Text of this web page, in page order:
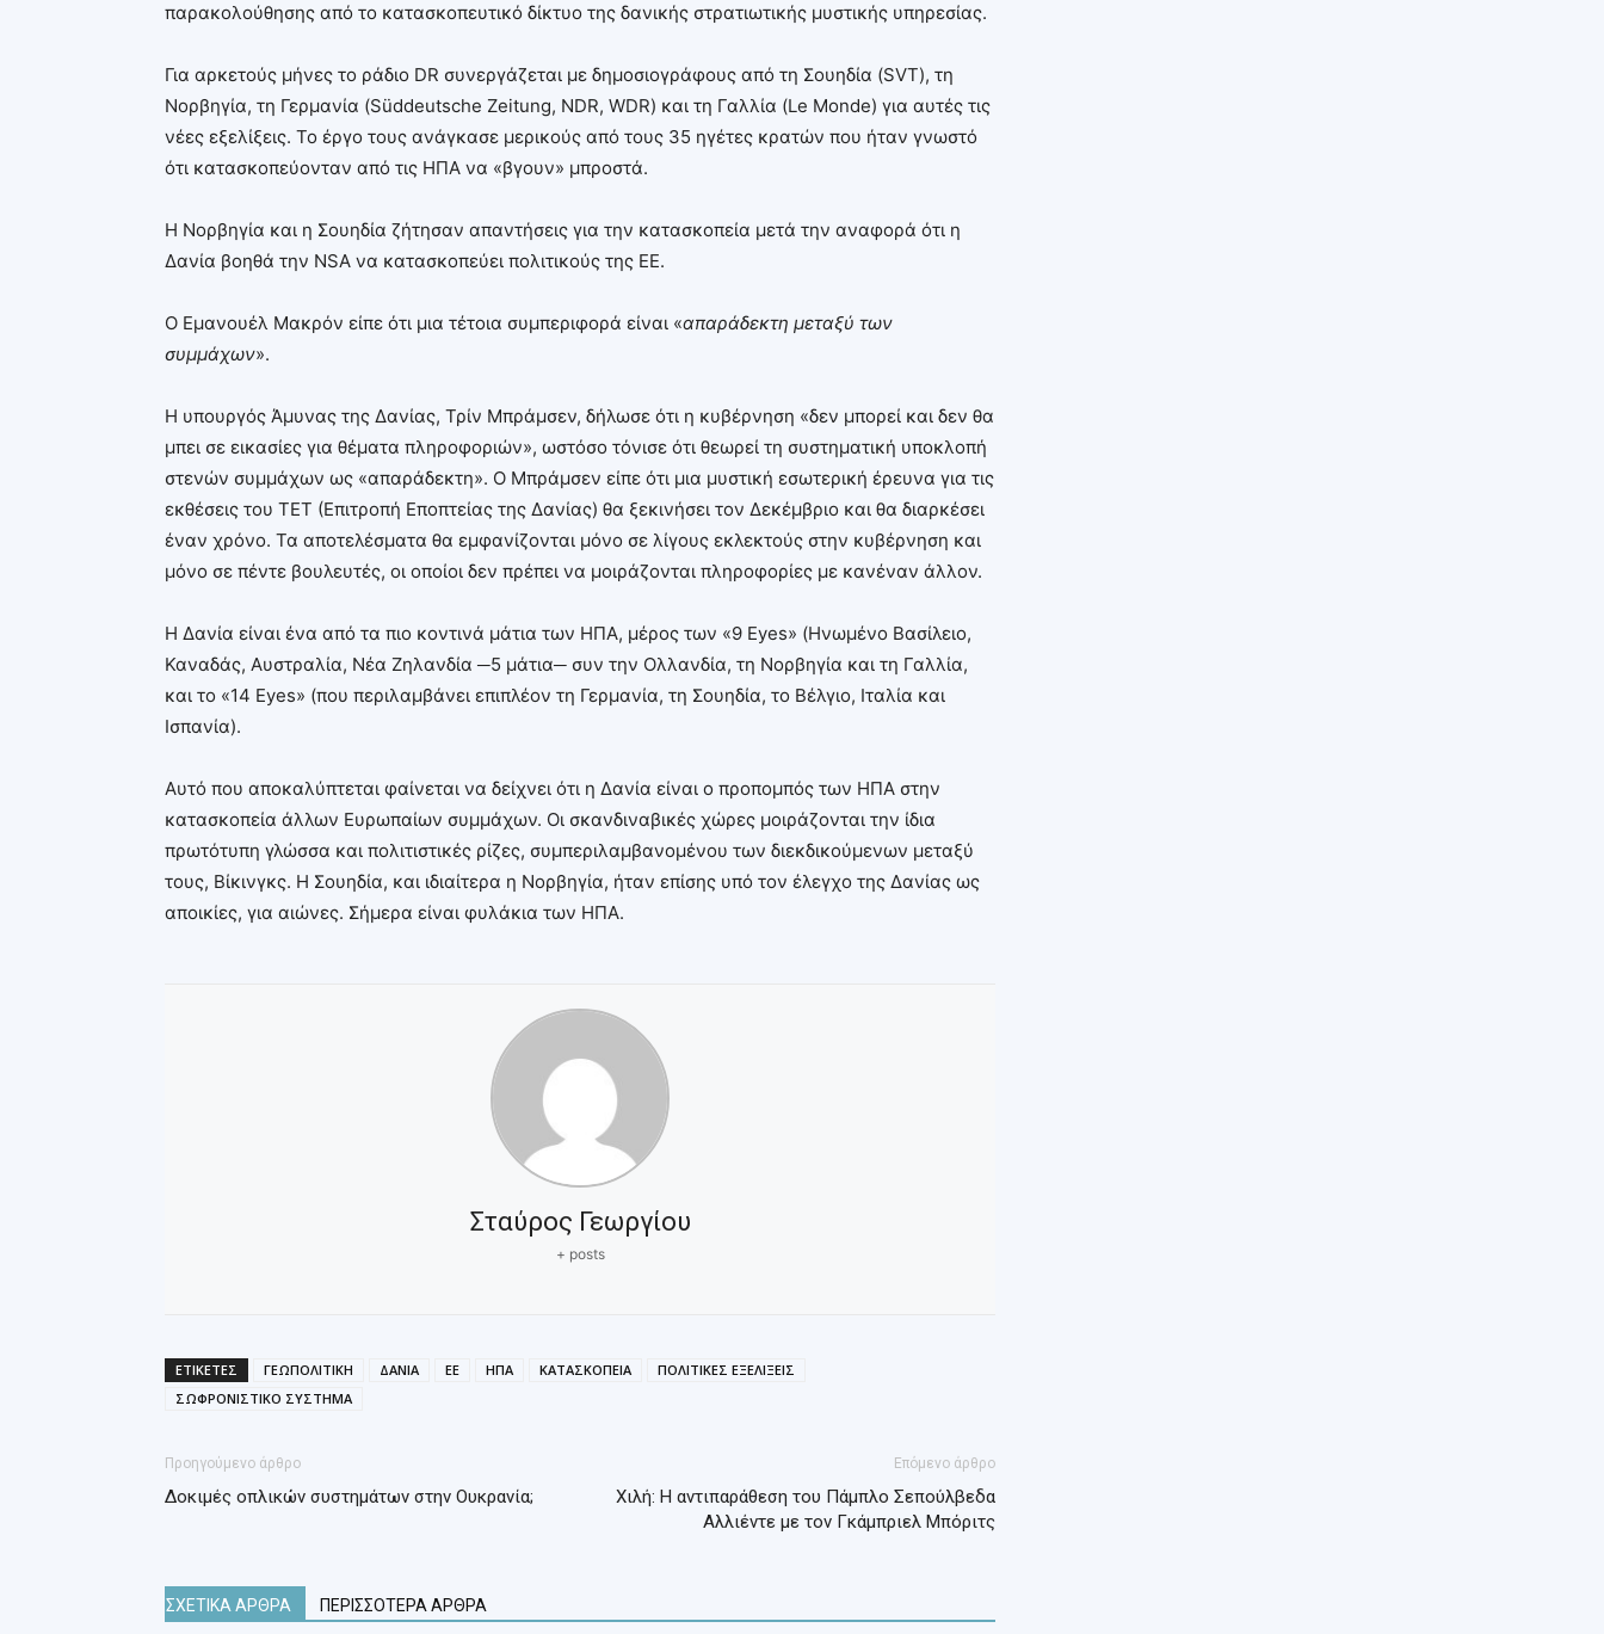
παρακολούθησης από το κατασκοπευτικό δίκτυο της δανικής στρατιωτικής μυστικής υπηρεσίας.
Για αρκετούς μήνες το ράδιο DR συνεργάζεται με δημοσιογράφους από τη Σουηδία (SVT), τη
Νορβηγία, τη Γερμανία (Süddeutsche Zeitung, NDR, WDR) και τη Γαλλία (Le Monde) για αυτές τις
νέες εξελίξεις. Το έργο τους ανάγκασε μερικούς από τους 35 ηγέτες κρατών που ήταν γνωστό
ότι κατασκοπεύονταν από τις ΗΠΑ να «βγουν» μπροστά.
Η Νορβηγία και η Σουηδία ζήτησαν απαντήσεις για την κατασκοπεία μετά την αναφορά ότι η
Δανία βοηθά την NSA να κατασκοπεύει πολιτικούς της ΕΕ.
Ο Εμανουέλ Μακρόν είπε ότι μια τέτοια συμπεριφορά είναι «απαράδεκτη μεταξύ των
συμμάχων».
Η υπουργός Άμυνας της Δανίας, Τρίν Μπράμσεν, δήλωσε ότι η κυβέρνηση «δεν μπορεί και δεν θα
μπει σε εικασίες για θέματα πληροφοριών», ωστόσο τόνισε ότι θεωρεί τη συστηματική υποκλοπή
στενών συμμάχων ως «απαράδεκτη». Ο Μπράμσεν είπε ότι μια μυστική εσωτερική έρευνα για τις
εκθέσεις του ΤΕΤ (Επιτροπή Εποπτείας της Δανίας) θα ξεκινήσει τον Δεκέμβριο και θα διαρκέσει
έναν χρόνο. Τα αποτελέσματα θα εμφανίζονται μόνο σε λίγους εκλεκτούς στην κυβέρνηση και
μόνο σε πέντε βουλευτές, οι οποίοι δεν πρέπει να μοιράζονται πληροφορίες με κανέναν άλλον.
Η Δανία είναι ένα από τα πιο κοντινά μάτια των ΗΠΑ, μέρος των «9 Eyes» (Ηνωμένο Βασίλειο,
Καναδάς, Αυστραλία, Νέα Ζηλανδία ─5 μάτια─ συν την Ολλανδία, τη Νορβηγία και τη Γαλλία,
και το «14 Eyes» (που περιλαμβάνει επιπλέον τη Γερμανία, τη Σουηδία, το Βέλγιο, Ιταλία και
Ισπανία).
Αυτό που αποκαλύπτεται φαίνεται να δείχνει ότι η Δανία είναι ο προπομπός των ΗΠΑ στην
κατασκοπεία άλλων Ευρωπαίων συμμάχων. Οι σκανδιναβικές χώρες μοιράζονται την ίδια
πρωτότυπη γλώσσα και πολιτιστικές ρίζες, συμπεριλαμβανομένου των διεκδικούμενων μεταξύ
τους, Βίκινγκς. Η Σουηδία, και ιδιαίτερα η Νορβηγία, ήταν επίσης υπό τον έλεγχο της Δανίας ως
αποικίες, για αιώνες. Σήμερα είναι φυλάκια των ΗΠΑ.
Σταύρος Γεωργίου
+ posts
ΕΤΙΚΕΤΕΣ ΓΕΩΠΟΛΙΤΙΚΗ ΔΑΝΙΑ ΕΕ ΗΠΑ ΚΑΤΑΣΚΟΠΕΙΑ
ΠΟΛΙΤΙΚΕΣ ΕΞΕΛΙΞΕΙΣ
ΣΩΦΡΟΝΙΣΤΙΚΟ ΣΥΣΤΗΜΑ
Προηγούμενο άρθρο
Δοκιμές οπλικών συστημάτων στην Ουκρανία;
Επόμενο άρθρο
Χιλή: Η αντιπαράθεση του Πάμπλο Σεπούλβεδα
Αλλιέντε με τον Γκάμπριελ Μπόριτς
ΣΧΕΤΙΚΑ ΑΡΘΡΑ ΠΕΡΙΣΣΟΤΕΡΑ ΑΡΘΡΑ